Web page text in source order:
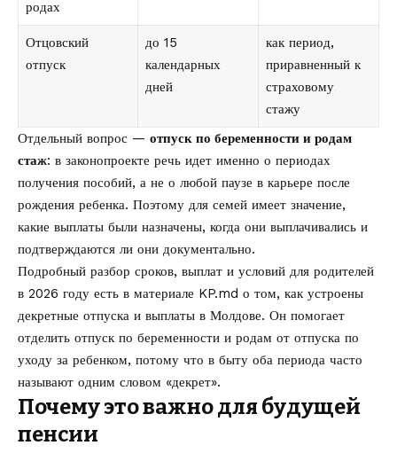
родах
Отцовский
отпуск
до 15
календарных
дней
как период,
приравненный к
страховому
стажу
Отдельный вопрос — отпуск по беременности и родам
стаж: в законопроекте речь идет именно о периодах
получения пособий, а не о любой паузе в карьере после
рождения ребенка. Поэтому для семей имеет значение,
какие выплаты были назначены, когда они выплачивались и
подтверждаются ли они документально.
Подробный разбор сроков, выплат и условий для родителей
в 2026 году есть в материале KP.md о том, как устроены
декретные отпуска и выплаты в Молдове. Он помогает
отделить отпуск по беременности и родам от отпуска по
уходу за ребенком, потому что в быту оба периода часто
называют одним словом «декрет».
Почему это важно для будущей
пенсии